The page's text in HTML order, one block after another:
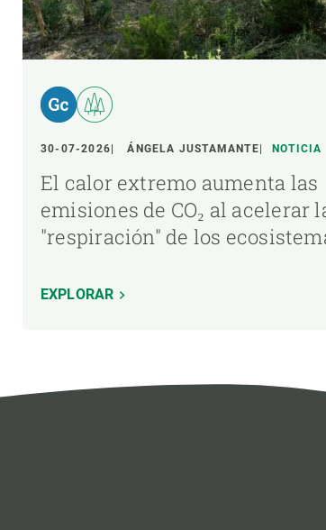
30-07-2026 ÁNGELA JUSTAMANTE NOTICIA
El calor extremo aumenta las
emisiones de CO₂ al acelerar
"respiración" de los
EXPLORAR